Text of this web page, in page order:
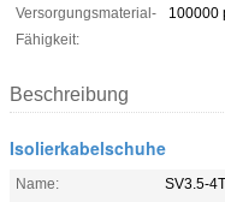
Versorgungsmaterial-
Fähigkeit:
100000
Beschreibung
Isolierkabelschuhe
Name:
SV3.5-